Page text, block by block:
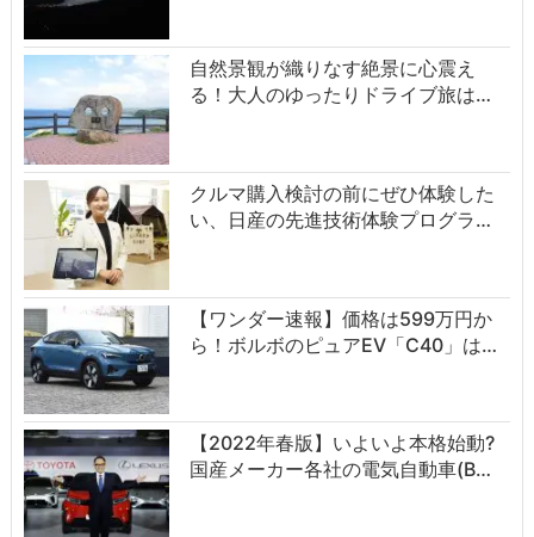
自然景観が織りなす絶景に心震え
る！大人のゆったりドライブ旅は…
クルマ購入検討の前にぜひ体験した
い、日産の先進技術体験プログラ…
【ワンダー速報】価格は599万円か
ら！ボルボのピュアEV「C40」は…
【2022年春版】いよいよ本格始動?
国産メーカー各社の電気自動車(B…